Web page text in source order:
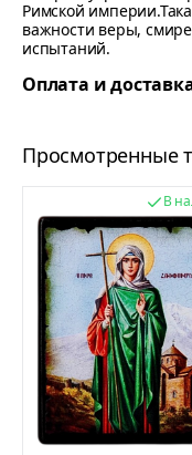
Римской
важности веры,
испытаний.
Оплата и
Просмотренные
В